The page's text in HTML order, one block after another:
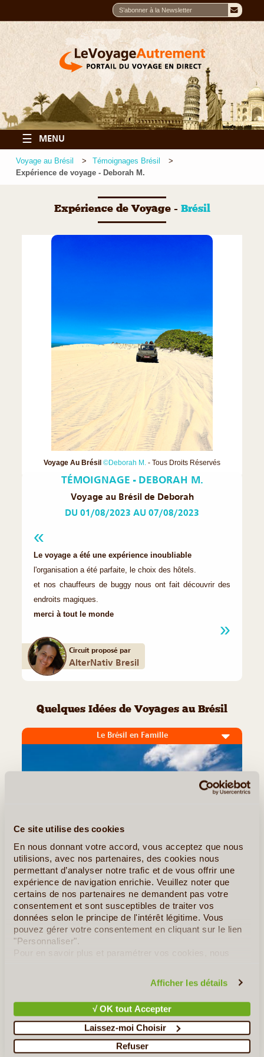
Ce site utilise des cookies
En nous donnant votre accord, vous acceptez que nous
utilisions, avec nos partenaires, des cookies nous
permettant d’analyser notre trafic et de vous offrir une
expérience de navigation enrichie. Veuillez noter que
certains de nos partenaires ne demandent pas votre
consentement et sont susceptibles de traiter vos
données selon le principe de l'intérêt légitime. Vous
pouvez gérer votre consentement en cliquant sur le lien
"Personnaliser".
Pour en savoir plus et paramétrer vos cookies, nous
Afficher les détails
√ OK tout Accepter
Laissez-moi Choisir
Refuser
☰ MENU
Voyage au Brésil
Témoignages Brésil
Expérience de voyage - Deborah M.
Expérience de Voyage - Brésil
Voyage Au Brésil ©Deborah M. - Tous Droits Réservés
TÉMOIGNAGE - DEBORAH M.
Voyage au Brésil de Deborah
DU 01/08/2023 AU 07/08/2023
Le voyage a été une expérience inoubliable
l'organisation a été parfaite, le choix des hôtels.
et nos chauffeurs de buggy nous ont fait découvrir des
endroits magiques.
merci à tout le monde
Circuit proposé par
AlterNativ Bresil
Quelques Idées de Voyages au Brésil
Le Brésil en Famille
14J/13N
Découvrez le Brésil en famille grâce à cet itinéraire spécialement
aménagé pour les enfants. Dès le début de l'aventure, vous êtes
immergés au cœur de la forêt amazonienne. Petits et grands
adoreront séjourner dans un petit lodge (...)
≻
Les Inconcontournables du Brésil
La Route des Émotions en Famille
Le Nordeste en mode trek